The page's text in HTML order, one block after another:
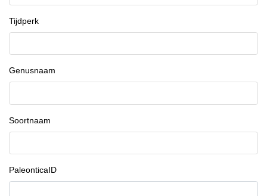
Tijdperk
Genusnaam
Soortnaam
PaleonticaID